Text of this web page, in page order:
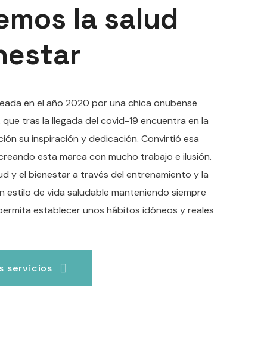
la salud
en el año 2020 por una chica onubense
tras la llegada del covid-19 encuentra en la
su inspiración y dedicación. Convirtió esa
esta marca con mucho trabajo e ilusión.
y el bienestar a través del entrenamiento y la
estilo de vida saludable manteniendo siempre
establecer unos hábitos idóneos y reales
servicios